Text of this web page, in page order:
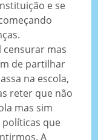
e se
censurar mas
de partilhar
na escola,
reter que não
mas sim
políticas que
A